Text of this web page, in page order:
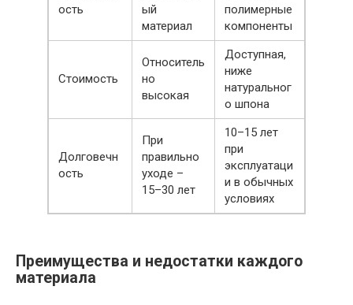
ость
ый
материал
полимерные
компоненты
Стоимость
Относитель
но
высокая
Доступная,
ниже
натуральног
о шпона
Долговечн
ость
При
правильно
уходе –
15–30 лет
10–15 лет
при
эксплуатаци
и в обычных
условиях
Преимущества и недостатки каждого
материала